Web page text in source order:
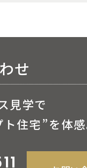
せ
見学で
住宅”を体感